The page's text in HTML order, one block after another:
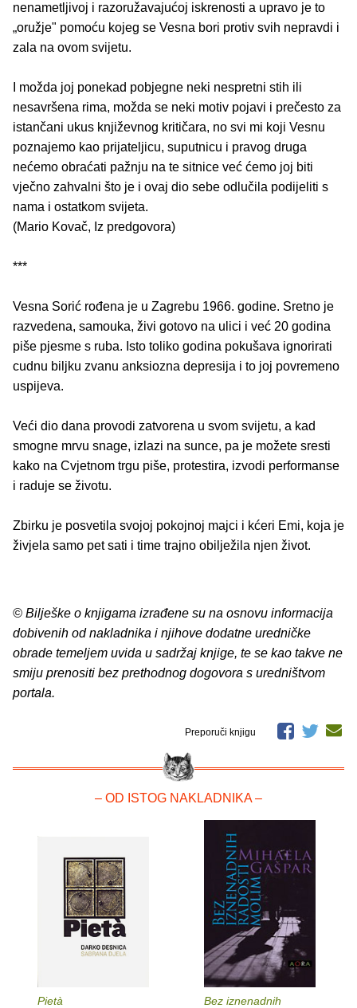
nenametljivoj i razoružavajućoj iskrenosti a upravo je to
„oružje" pomoću kojeg se Vesna bori protiv svih nepravdi i
zala na ovom svijetu.
I možda joj ponekad pobjegne neki nespretni stih ili
nesavršena rima, možda se neki motiv pojavi i prečesto za
istančani ukus književnog kritičara, no svi mi koji Vesnu
poznajemo kao prijateljicu, suputnicu i pravog druga
nećemo obraćati pažnju na te sitnice već ćemo joj biti
vječno zahvalni što je i ovaj dio sebe odlučila podijeliti s
nama i ostatkom svijeta.
(Mario Kovač, Iz predgovora)
***
Vesna Sorić rođena je u Zagrebu 1966. godine. Sretno je
razvedena, samouka, živi gotovo na ulici i već 20 godina
piše pjesme s ruba. Isto toliko godina pokušava ignorirati
cudnu biljku zvanu anksiozna depresija i to joj povremeno
uspijeva.
Veći dio dana provodi zatvorena u svom svijetu, a kad
smogne mrvu snage, izlazi na sunce, pa je možete sresti
kako na Cvjetnom trgu piše, protestira, izvodi performanse
i raduje se životu.
Zbirku je posvetila svojoj pokojnoj majci i kćeri Emi, koja je
živjela samo pet sati i time trajno obilježila njen život.
© Bilješke o knjigama izrađene su na osnovu informacija
dobivenih od nakladnika i njihove dodatne uredničke
obrade temeljem uvida u sadržaj knjige, te se kao takve ne
smiju prenositi bez prethodnog dogovora s uredništvom
portala.
Preporuči knjigu
– OD ISTOG NAKLADNIKA –
Pietà
Bez iznenadnih